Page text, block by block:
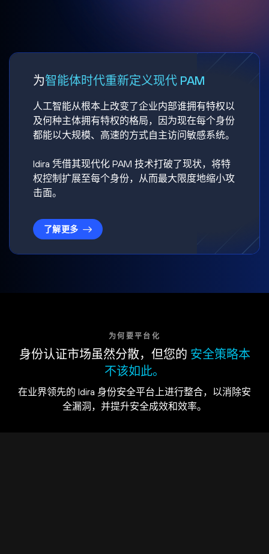
为智能体时代重新定义现代 PAM
人工智能从根本上改变了企业内部谁拥有特权以
及何种主体拥有特权的格局，因为现在每个身份
都能以大规模、高速的方式自主访问敏感系统。
Idira 凭借其现代化 PAM 技术打破了现状，将特
权控制扩展至每个身份，从而最大限度地缩小攻
击面。
了解更多
为何要平台化
身份认证市场虽然分散，但您的 安全策略本
不该如此。
在业界领先的 Idira 身份安全平台上进行整合，以消除安
全漏洞，并提升安全成效和效率。